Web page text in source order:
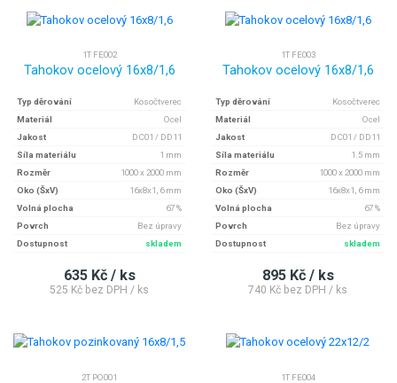
1T FE002
Tahokov ocelový 16x8/1,6
Typ děrování
Kosočtverec
Materiál
Ocel
Jakost
DC01 / DD11
Síla materiálu
1 mm
Rozměr
1000 x 2000 mm
Oko (ŠxV)
16x8x1, 6 mm
Volná plocha
67 %
Povrch
Bez úpravy
Dostupnost
skladem
635 Kč / ks
525 Kč bez DPH / ks
1T FE003
Tahokov ocelový 16x8/1,6
Typ děrování
Kosočtverec
Materiál
Ocel
Jakost
DC01 / DD11
Síla materiálu
1.5 mm
Rozměr
1000 x 2000 mm
Oko (ŠxV)
16x8x1, 6 mm
Volná plocha
67 %
Povrch
Bez úpravy
Dostupnost
skladem
895 Kč / ks
740 Kč bez DPH / ks
2T PO001 1T FE004